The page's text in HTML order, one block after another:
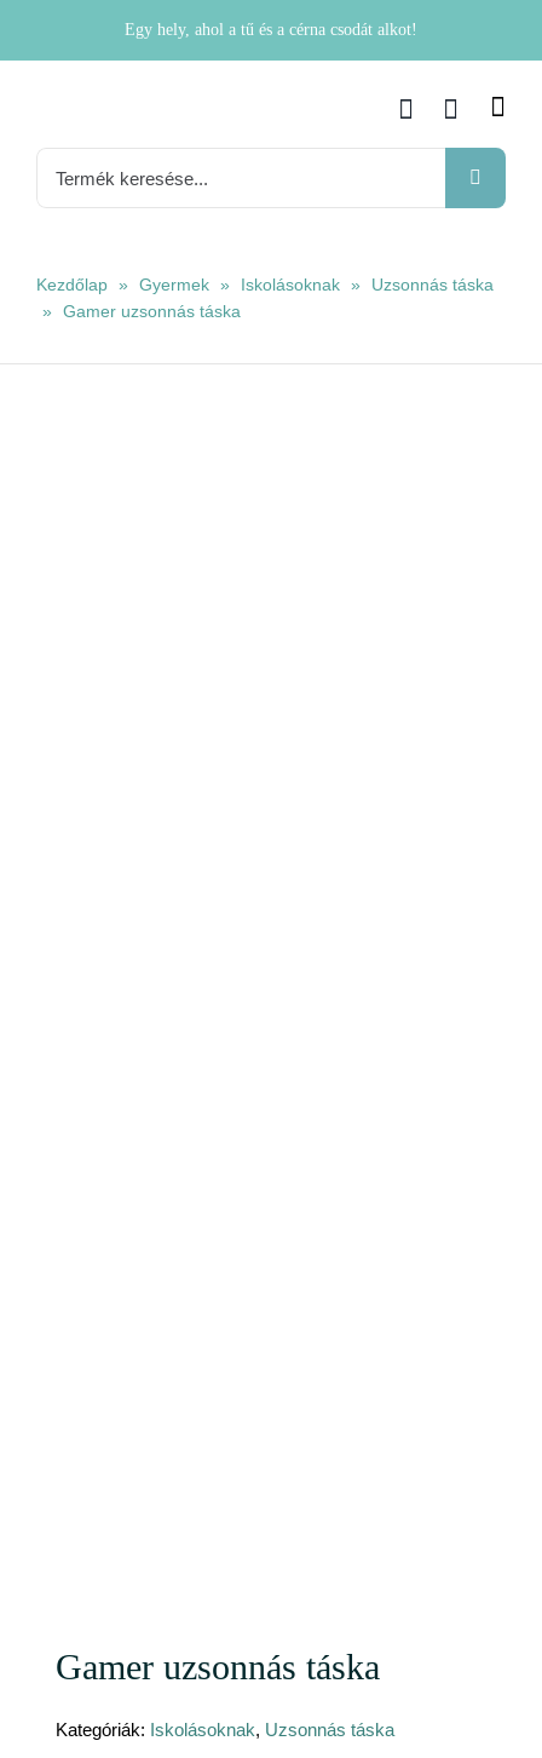
Egy hely, ahol a tű és a cérna csodát alkot!
Kezdőlap » Gyermek » Iskolásoknak »
Uzsonnás táska
» Gamer uzsonnás táska
Gamer uzsonnás táska
Kategóriák: Iskolásoknak, Uzsonnás táska